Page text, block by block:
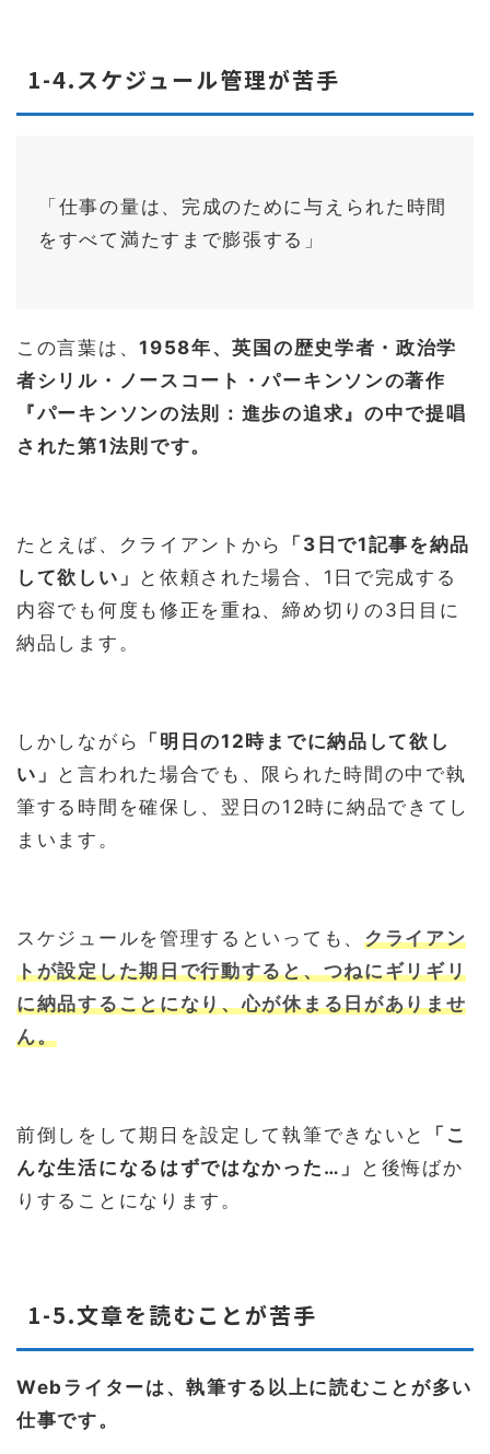
1-4.スケジュール管理が苦手
「仕事の量は、完成のために与えられた時間
をすべて満たすまで膨張する」
この言葉は、1958年、英国の歴史学者・政治学
者シリル・ノースコート・パーキンソンの著作
『パーキンソンの法則：進歩の追求』の中で提唱
された第1法則です。
たとえば、クライアントから
「3日で1記事を納品
して欲しい」
と依頼された場合、1日で完成する
内容でも何度も修正を重ね、締め切りの3日目に
納品します。
しかしながら
「明日の12時までに納品して欲し
い」
と言われた場合でも、限られた時間の中で執
筆する時間を確保し、翌日の12時に納品できてし
まいます。
スケジュールを管理するといっても、 クライアン
トが設定した期日で行動すると、つねにギリギリ
に納品することになり、心が休まる日がありませ
ん。
前倒しをして期日を設定して執筆できないと
「こ
んな生活になるはずではなかった…」
と後悔ばか
りすることになります。
1-5.文章を読むことが苦手
Webライターは、執筆する以上に読むことが多い
仕事です。